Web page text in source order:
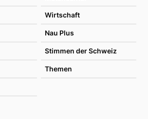
Wirtschaft
Nau Plus
Stimmen der Schweiz
Themen